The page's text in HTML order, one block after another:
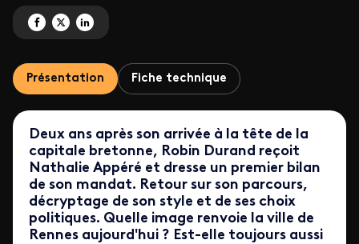
Partagez 'Dimanche en Politique' sur Facebook
Partagez 'Dimanche en Politique' sur X
Partagez 'Dimanche en Politique' sur LinkedIn
Présentation Fiche technique
Deux ans après son arrivée à la tête de la
capitale bretonne, Robin Durand reçoit
Nathalie Appéré et dresse un premier bilan
de son mandat. Retour sur son parcours,
décryptage de son style et de ses choix
politiques. Quelle image renvoie la ville de
Rennes aujourd'hui ? Est-elle toujours aussi